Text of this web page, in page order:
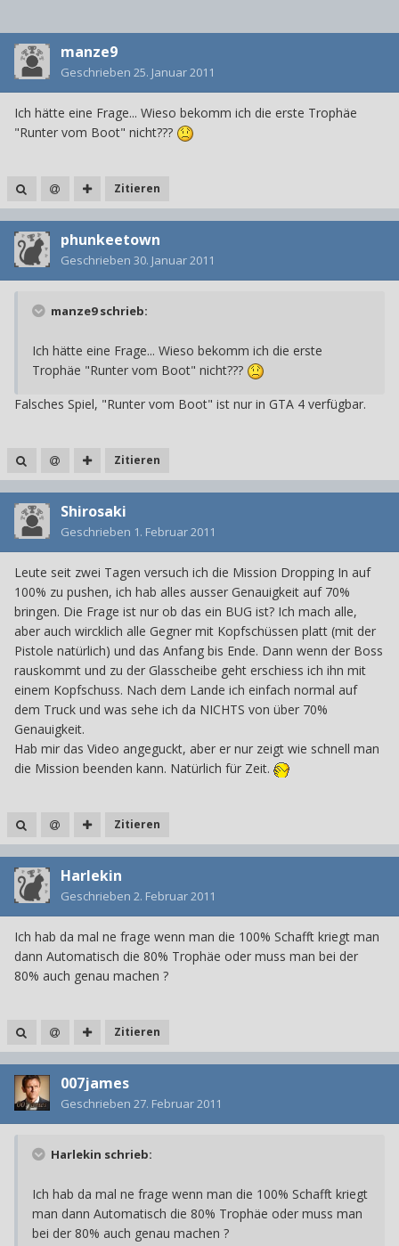
manze9
Geschrieben 25. Januar 2011
Ich hätte eine Frage... Wieso bekomm ich die erste Trophäe
"Runter vom Boot" nicht???
Zitieren
phunkeetown
Geschrieben 30. Januar 2011
manze9 schrieb:
Ich hätte eine Frage... Wieso bekomm ich die erste
Trophäe "Runter vom Boot" nicht???
Falsches Spiel, "Runter vom Boot" ist nur in GTA 4 verfügbar.
Zitieren
Shirosaki
Geschrieben 1. Februar 2011
Leute seit zwei Tagen versuch ich die Mission Dropping In auf
100% zu pushen, ich hab alles ausser Genauigkeit auf 70%
bringen. Die Frage ist nur ob das ein BUG ist? Ich mach alle,
aber auch wircklich alle Gegner mit Kopfschüssen platt (mit der
Pistole natürlich) und das Anfang bis Ende. Dann wenn der Boss
rauskommt und zu der Glasscheibe geht erschiess ich ihn mit
einem Kopfschuss. Nach dem Lande ich einfach normal auf
dem Truck und was sehe ich da NICHTS von über 70%
Genauigkeit.
Hab mir das Video angeguckt, aber er nur zeigt wie schnell man
die Mission beenden kann. Natürlich für Zeit.
Zitieren
Harlekin
Geschrieben 2. Februar 2011
Ich hab da mal ne frage wenn man die 100% Schafft kriegt man
dann Automatisch die 80% Trophäe oder muss man bei der
80% auch genau machen ?
Zitieren
007james
Geschrieben 27. Februar 2011
Harlekin schrieb:
Ich hab da mal ne frage wenn man die 100% Schafft kriegt
man dann Automatisch die 80% Trophäe oder muss man
bei der 80% auch genau machen ?